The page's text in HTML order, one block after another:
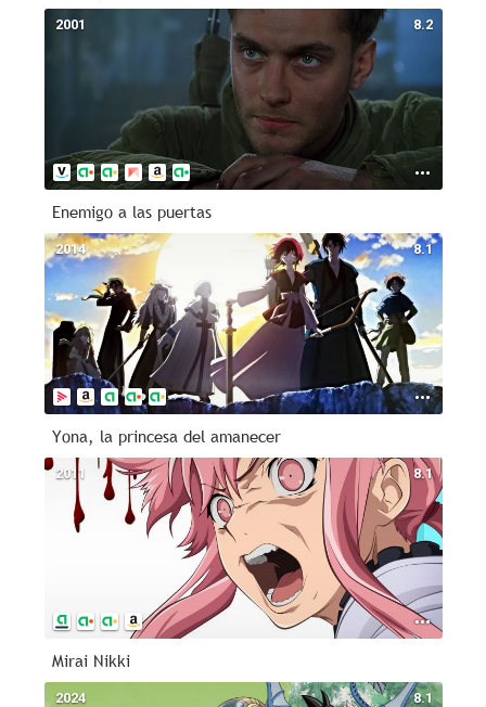
8.2
2001
Enemigo a las puertas
8.1
2014
Yona, la princesa del amanecer
8.1
2011
Mirai Nikki
8.1
2024